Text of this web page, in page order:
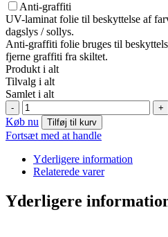
Anti-graffiti
UV-laminat folie til beskyttelse af
dagslys / sollys.
Anti-graffiti folie bruges til
fjerne graffiti fra skiltet.
Produkt i alt
Tilvalg i alt
Samlet i alt
-
Nødtelefon
antal
+
Køb nu Tilføj til kurv
Fortsæt med at handle
Yderligere information
Relaterede varer
Yderligere